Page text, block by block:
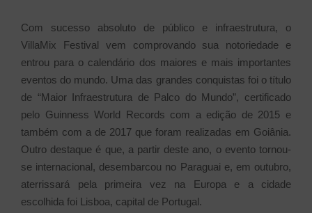
Com sucesso absoluto de público e infraestrutura, o
VillaMix Festival vem comprovando sua notoriedade e
entrou para o calendário dos maiores e mais importantes
eventos do mundo. Uma das grandes conquistas foi o título
de “Maior Infraestrutura de Palco do Mundo”, certificado
pelo Guinness World Records com a edição de 2015 e
também com a de 2017 que foram realizadas em Goiânia.
Outro destaque é que, a partir deste ano, o evento tornou-
se internacional, desembarcou no Paraguai e, em outubro,
aterrissará pela primeira vez na Europa e a cidade
escolhida foi Lisboa, capital de Portugal.